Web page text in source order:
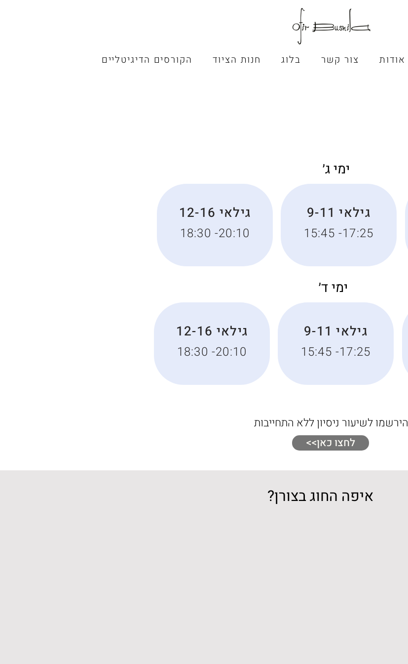
הקורסים הדיגיטליים חנות הציוד בלוג צור קשר אודות
ימי ג׳
גילאי 12-16
18:30 -20:10
גילאי 9-11
15:45 -17:25
ימי ד׳
גילאי 12-16
18:30 -20:10
גילאי 9-11
15:45 -17:25
הירשמו לשיעור ניסיון ללא התחייבות
<<לחצו כאן
איפה החוג בצורן?